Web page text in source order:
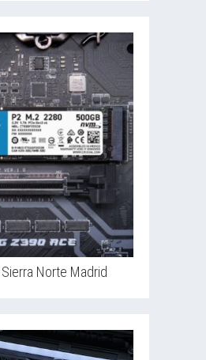
Norte Madrid